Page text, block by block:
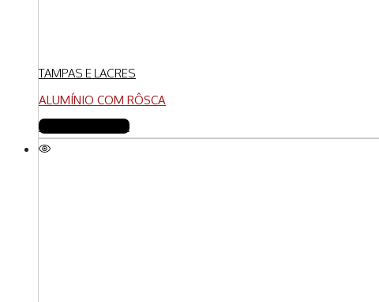
TAMPAS E LACRES
ALUMÍNIO COM RÔSCA
FAZER COTAÇÃO